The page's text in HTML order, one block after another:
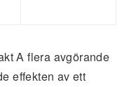
A flera avgörande
effekten av ett